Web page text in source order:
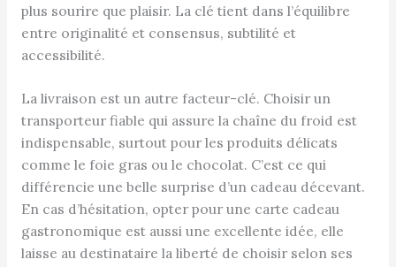
plus sourire que plaisir. La clé tient dans l’équilibre
entre originalité et consensus, subtilité et
accessibilité.
La livraison est un autre facteur-clé. Choisir un
transporteur fiable qui assure la chaîne du froid est
indispensable, surtout pour les produits délicats
comme le foie gras ou le chocolat. C’est ce qui
différencie une belle surprise d’un cadeau décevant.
En cas d’hésitation, opter pour une carte cadeau
gastronomique est aussi une excellente idée, elle
laisse au destinataire la liberté de choisir selon ses